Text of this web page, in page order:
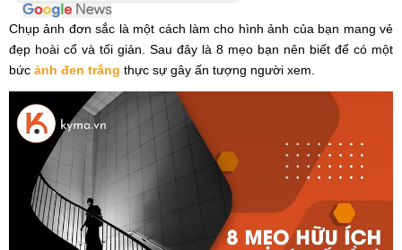
Chụp ảnh đơn sắc là một cách làm cho hình ảnh của bạn mang vẻ
đẹp hoài cổ và tối giản. Sau đây là 8 mẹo bạn nên biết để có một
bức ảnh đen trắng thực sự gây ấn tượng người xem.